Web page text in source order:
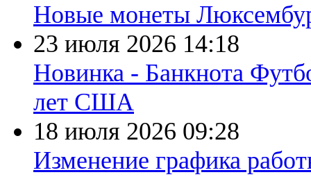
Новые монеты
23 июля 2026 14:18
Новинка - Банкнота
лет США
18 июля 2026 09:28
Изменение графика